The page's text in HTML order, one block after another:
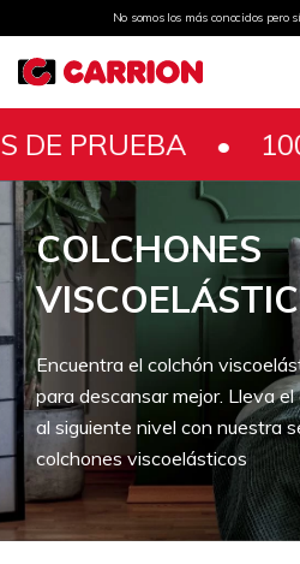
No somos los más conocidos pero
•100
COLCHONES
Encuentra el colchón
para descansar mejor. Lleva
al siguiente nivel con nuestra
colchones viscoelásticos